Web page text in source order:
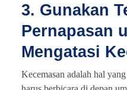
3. Gunakan
Pernapasan
Mengatasi
Kecemasan adalah hal